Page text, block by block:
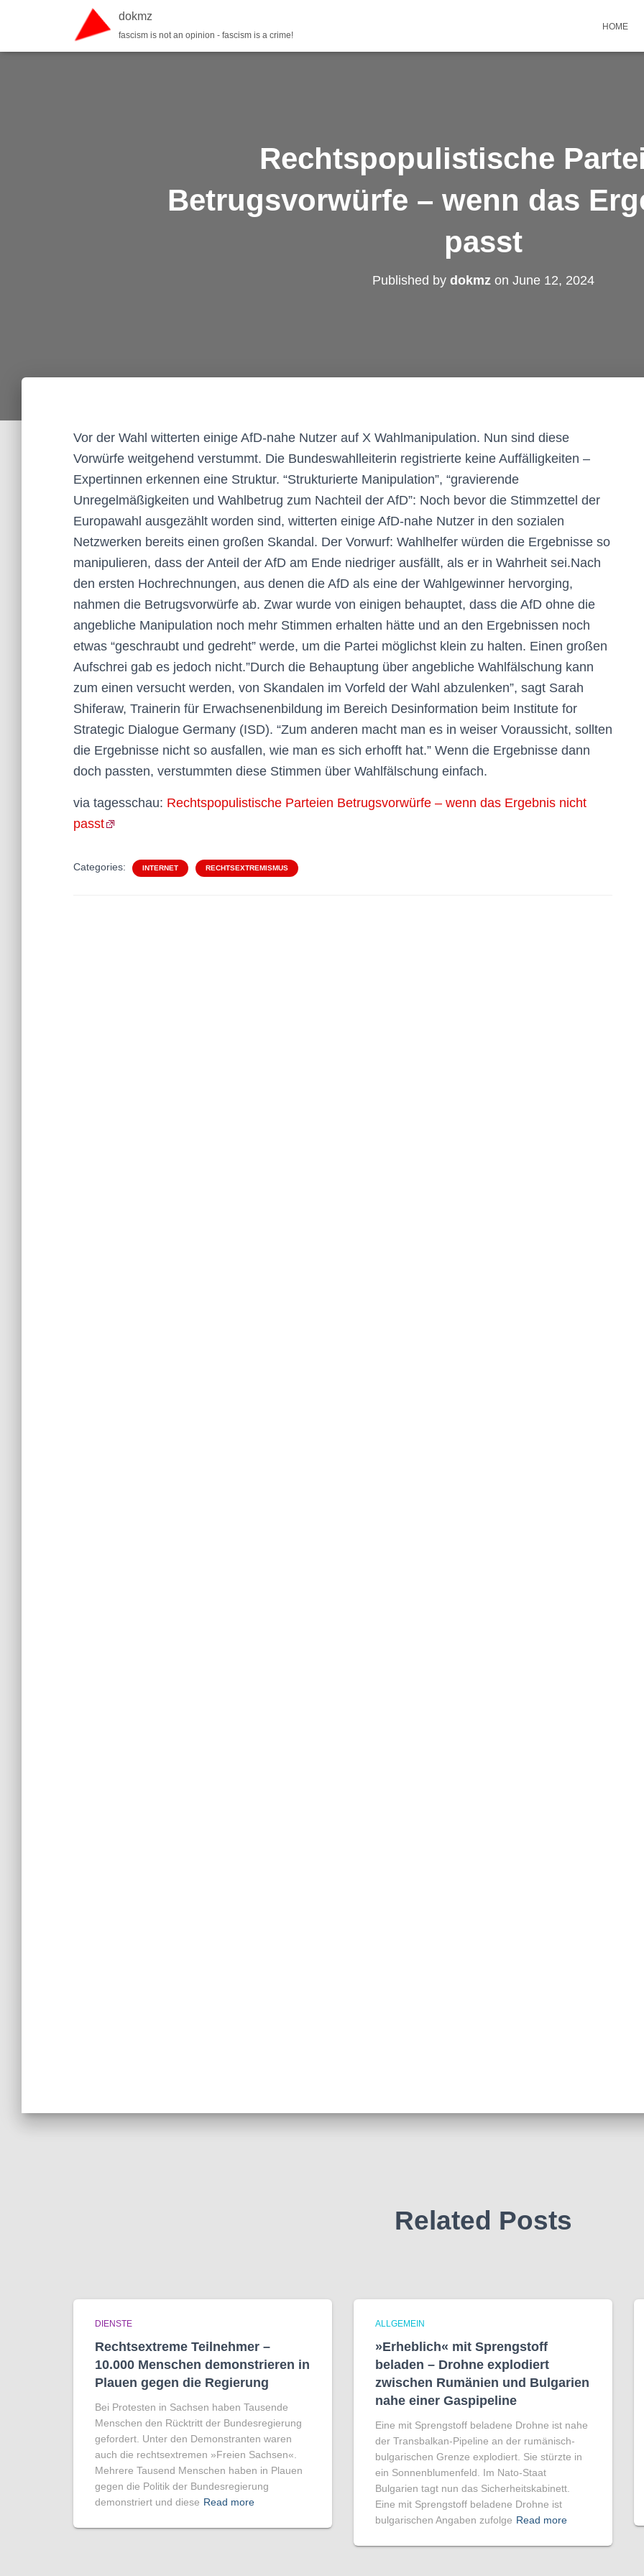
dokmz
fascism is not an opinion - fascism is a crime!
HOME
Rechtspopulistische
Betrugsvorwürfe – wenn das
passt
Published by dokmzon June 12, 2024
Vor der Wahl witterten einige AfD-nahe Nutzer auf X Wahlmanipulation. Nun sind diese
Vorwürfe weitgehend verstummt. Die Bundeswahlleiterin registrierte keine Auffälligkeiten –
Expertinnen erkennen eine Struktur. “Strukturierte Manipulation”, “gravierende
Unregelmäßigkeiten und Wahlbetrug zum Nachteil der AfD”: Noch bevor die Stimmzettel der
Europawahl ausgezählt worden sind, witterten einige AfD-nahe Nutzer in den sozialen
Netzwerken bereits einen großen Skandal. Der Vorwurf: Wahlhelfer würden die Ergebnisse so
manipulieren, dass der Anteil der AfD am Ende niedriger ausfällt, als er in Wahrheit sei.Nach
den ersten Hochrechnungen, aus denen die AfD als eine der Wahlgewinner hervorging,
nahmen die Betrugsvorwürfe ab. Zwar wurde von einigen behauptet, dass die AfD ohne die
angebliche Manipulation noch mehr Stimmen erhalten hätte und an den Ergebnissen noch
etwas “geschraubt und gedreht” werde, um die Partei möglichst klein zu halten. Einen großen
Aufschrei gab es jedoch nicht.”Durch die Behauptung über angebliche Wahlfälschung kann
zum einen versucht werden, von Skandalen im Vorfeld der Wahl abzulenken”, sagt Sarah
Shiferaw, Trainerin für Erwachsenenbildung im Bereich Desinformation beim Institute for
Strategic Dialogue Germany (ISD). “Zum anderen macht man es in weiser Voraussicht, sollten
die Ergebnisse nicht so ausfallen, wie man es sich erhofft hat.” Wenn die Ergebnisse dann
doch passten, verstummten diese Stimmen über Wahlfälschung einfach.
via tagesschau: Rechtspopulistische Parteien Betrugsvorwürfe – wenn das Ergebnis nicht
passt
Categories: INTERNET RECHTSEXTREMISMUS
Related Posts
DIENSTE
Rechtsextreme Teilnehmer –
10.000 Menschen demonstrieren in
Plauen gegen die Regierung
Bei Protesten in Sachsen haben Tausende
Menschen den Rücktritt der Bundesregierung
gefordert. Unter den Demonstranten waren
auch die rechtsextremen »Freien Sachsen«.
Mehrere Tausend Menschen haben in Plauen
gegen die Politik der Bundesregierung
demonstriert und diese Read more
ALLGEMEIN
»Erheblich« mit Sprengstoff
beladen – Drohne explodiert
zwischen Rumänien und Bulgarien
nahe einer Gaspipeline
Eine mit Sprengstoff beladene Drohne ist nahe
der Transbalkan-Pipeline an der rumänisch-
bulgarischen Grenze explodiert. Sie stürzte in
ein Sonnenblumenfeld. Im Nato-Staat
Bulgarien tagt nun das Sicherheitskabinett.
Eine mit Sprengstoff beladene Drohne ist
bulgarischen Angaben zufolge Read more